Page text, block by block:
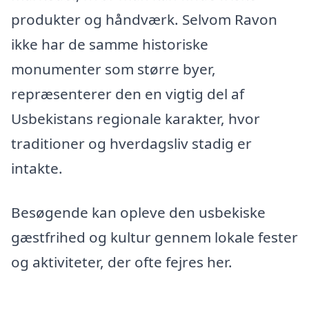
produkter og håndværk. Selvom Ravon
ikke har de samme historiske
monumenter som større byer,
repræsenterer den en vigtig del af
Usbekistans regionale karakter, hvor
traditioner og hverdagsliv stadig er
intakte.
Besøgende kan opleve den usbekiske
gæstfrihed og kultur gennem lokale fester
og aktiviteter, der ofte fejres her.